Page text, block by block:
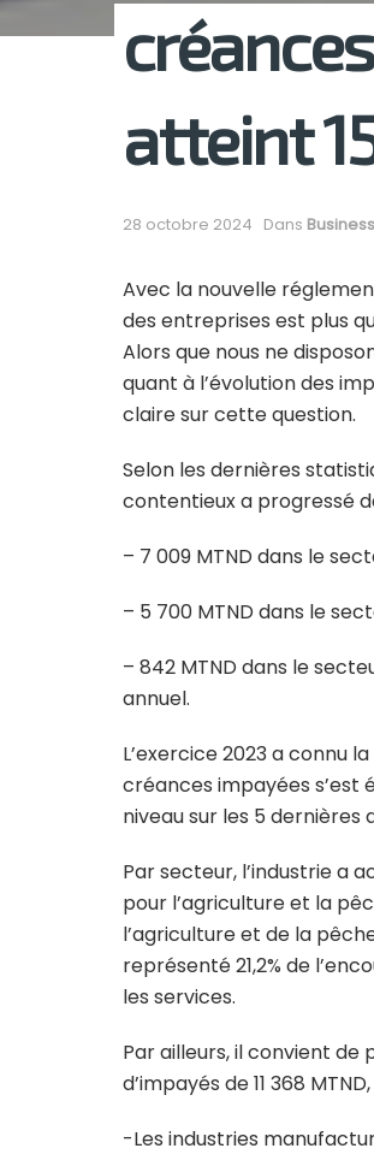
atteint
28 octobre 2024 Dans Business
Avec la nouvelle
des entreprises est plus
Alors que nous ne
quant à l’évolution des
claire sur cette question.
Selon les dernières
contentieux a progressé
– 7 009 MTND dans le
– 5 700 MTND dans le
– 842 MTND dans le
L’exercice 2023 a connu
créances impayées s’est
niveau sur les 5 dernières
Par secteur, l’industrie a
pour l’agriculture et la
l’agriculture et de la
représenté 21,2% de
les services.
Par ailleurs, il convient
d’impayés de 11 368
-Les industries